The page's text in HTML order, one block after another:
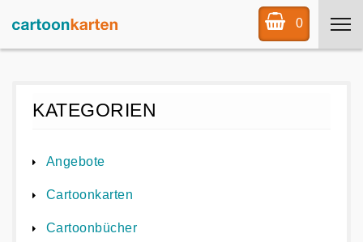
0
KATEGORIEN
Angebote
Cartoonkarten
Cartoonbücher